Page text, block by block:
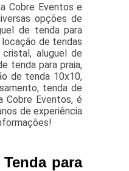
Cobre Eventos e
opções de
de tenda para
de tendas
aluguel de
tenda para praia,
de tenda 10x10,
tenda de
Cobre Eventos, é
de experiência
para